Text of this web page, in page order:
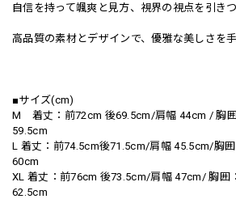
自信を持って颯爽と見方、視界の視点を引き
高品質の素材とデザインで、優雅な美しさを
■サイズ(cm)
M 着丈：前72cm 後69.5cm/肩幅 44cm / 胸囲
59.5cm
L 着丈：前74.5cm後71.5cm/肩幅 45.5cm/胸
60cm
XL 着丈：前76cm 後73.5cm/肩幅 47cm/ 胸囲
62.5cm